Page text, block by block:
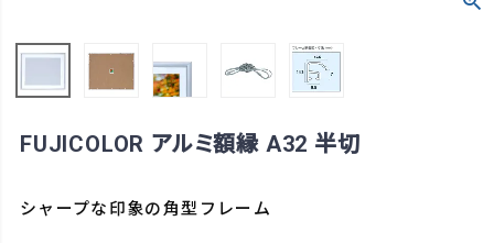
FUJICOLOR アルミ額縁 A32 半切
シャープな印象の角型フレーム